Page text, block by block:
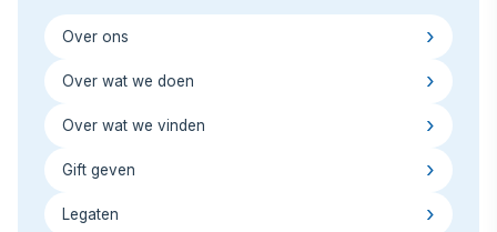
Over ons
Over wat we doen
Over wat we vinden
Gift geven
Legaten